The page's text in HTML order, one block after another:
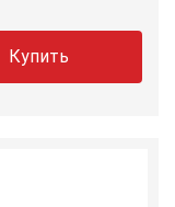
Купить